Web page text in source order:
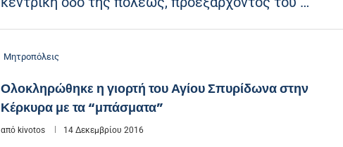
Μητροπόλεις
Ολοκληρώθηκε η γιορτή του Αγίου Σπυρίδωνα στην
Κέρκυρα με τα “μπάσματα”
από kivotos 14 Δεκεμβρίου 2016